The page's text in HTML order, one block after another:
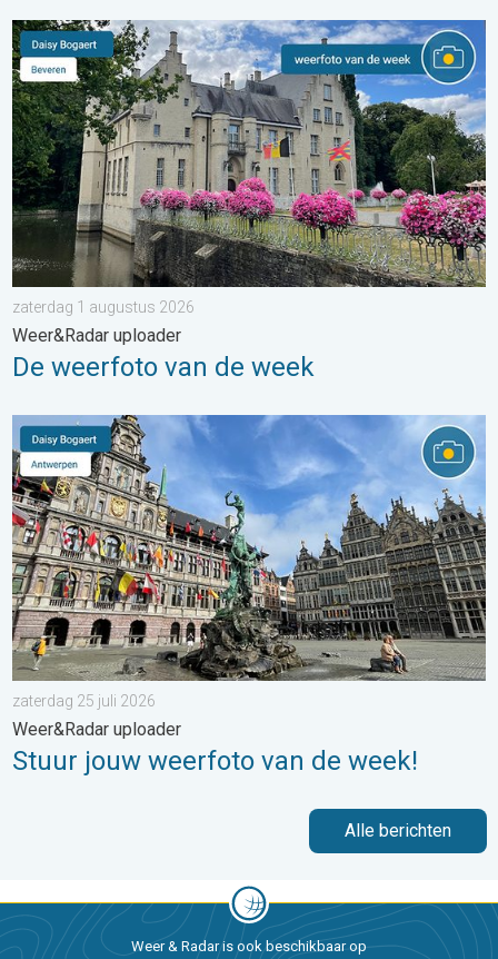
De weerfoto van de week. Weer&Radar uploader. . . zaterdag
zaterdag 1 augustus 2026
Weer&Radar uploader
De weerfoto van de week
Stuur jouw weerfoto van de week!. Weer&Radar uploader. . .
zaterdag 25 juli 2026
Weer&Radar uploader
Stuur jouw weerfoto van de week!
Alle berichten
Weer & Radar is ook beschikbaar op